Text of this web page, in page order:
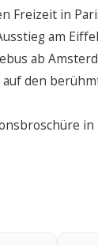
Freizeit in
am
ab
den